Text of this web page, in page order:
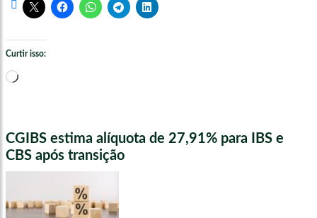
Curtir isso:
Carregando...
CGIBS estima alíquota de 27,91% para IBS e
CBS após transição